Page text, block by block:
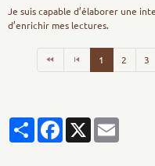
Je suis capable d’élaborer une
d’enrichir mes lectures.
1 2 3
PartagerFacebook
X